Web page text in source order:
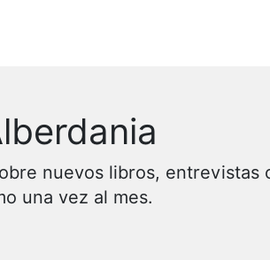
nuevos libros, entrevistas
una vez al mes.